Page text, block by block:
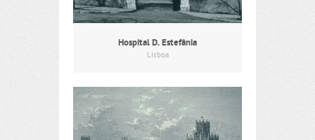
Hospital D. Estefânia
Lisboa